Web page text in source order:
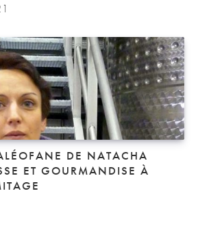
DE NATACHA
ET GOURMANDISE À